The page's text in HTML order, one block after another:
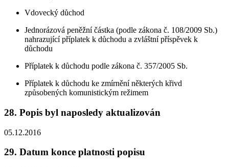
Vdovecký důchod
Jednorázová peněžní částka (podle zákona č. 108/2009 Sb.)
nahrazující příplatek k důchodu a zvláštní příspěvek k
důchodu
Příplatek k důchodu podle zákona č. 357/2005 Sb.
Příplatek k důchodu ke zmírnění některých křivd
způsobených komunistickým režimem
28. Popis byl naposledy aktualizován
05.12.2016
29. Datum konce platnosti popisu